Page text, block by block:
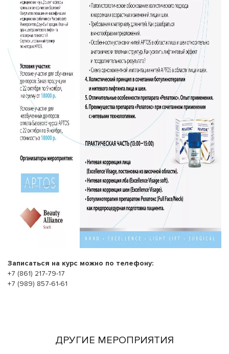
Записаться на курс можно по телефону:
+7 (861) 217-79-17
+7 (989) 857-61-61
ДРУГИЕ МЕРОПРИЯТИЯ